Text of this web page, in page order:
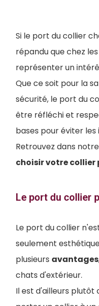
Si le port du collier
répandu que chez
représenter un
Que ce soit pour la
sécurité, le port du
être réfléchi et
bases pour éviter
Retrouvez dans
choisir votre collier
Le port du collier
Le port du collier
seulement
plusieurs avantages
chats d'extérieur.
Il est d'ailleurs plutôt